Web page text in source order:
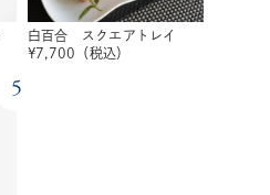
白百合 スクエアトレイ
¥7,700 （税込）
5